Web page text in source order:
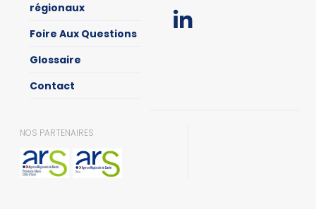
régionaux
Foire Aux Questions
Glossaire
Contact
NOS PARTENAIRES